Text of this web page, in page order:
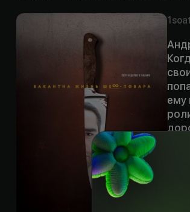
1soat
ему